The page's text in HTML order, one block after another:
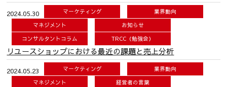
2024.05.30 マーケティング
業界動向
マネジメント
お知らせ
コンサルタントコラム
TRCC（勉強会）
リユースショップにおける最近の課題と売上分析
2024.05.23 マーケティング
業界動向
マネジメント
経営者の言葉